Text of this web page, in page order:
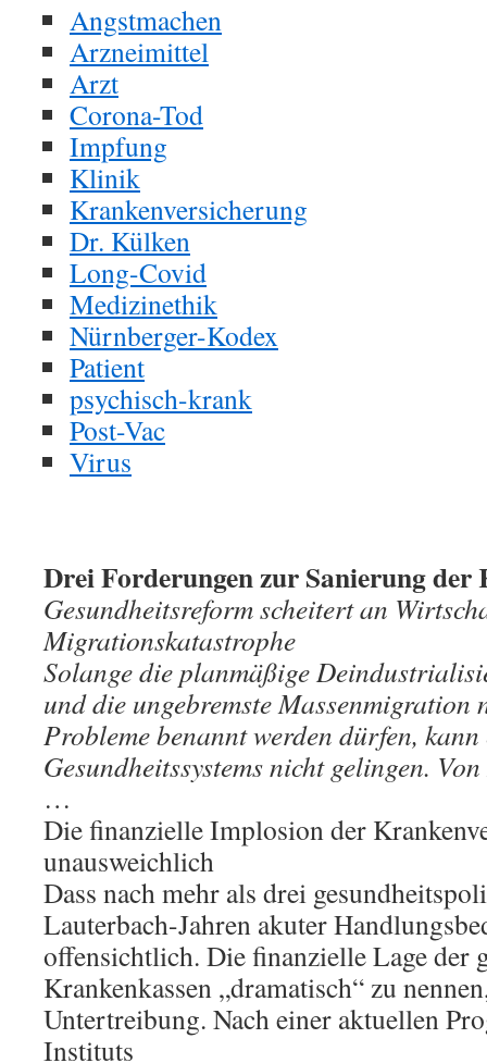
Angstmachen
Arzneimittel
Arzt
Corona-Tod
Impfung
Klinik
Krankenversicherung
Dr. Külken
Long-Covid
Medizinethik
Nürnberger-Kodex
Patient
psychisch-krank
Post-Vac
Virus
Drei Forderungen zur Sanierung der
Gesundheitsreform scheitert an
Migrationskatastrophe
Solange die planmäßige
und die ungebremste Massenmigration
Probleme benannt werden dürfen, kann
Gesundheitssystems nicht gelingen.
…
Die finanzielle Implosion der
unausweichlich
Dass nach mehr als drei
Lauterbach-Jahren akuter
offensichtlich. Die finanzielle Lage der
Krankenkassen „dramatisch“ zu
Untertreibung. Nach einer aktuellen
Instituts